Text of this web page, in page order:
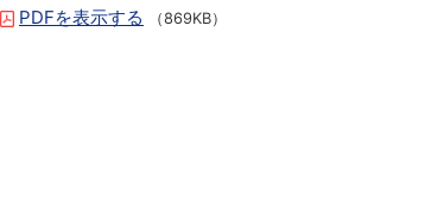
PDFを表示する （869KB）